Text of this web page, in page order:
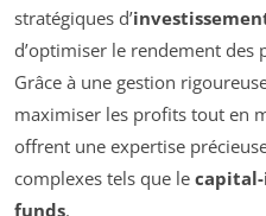
stratégiques d’
d’optimiser le rendement des
Grâce à une gestion
maximiser les profits tout en
offrent une expertise
complexes tels que le
funds.